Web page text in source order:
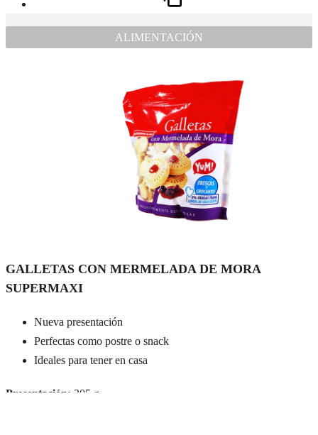
ALIMENTACIÓN
GALLETAS CON MERMELADA DE MORA
SUPERMAXI
Nueva presentación
Perfectas como postre o snack
Ideales para tener en casa
Presentación: 305 g